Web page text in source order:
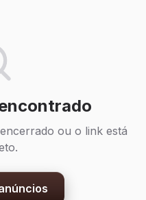
ou o link está